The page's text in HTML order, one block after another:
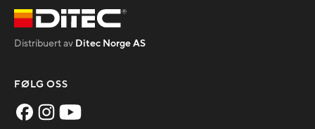
Distribuert av Ditec Norge AS
FØLG OSS